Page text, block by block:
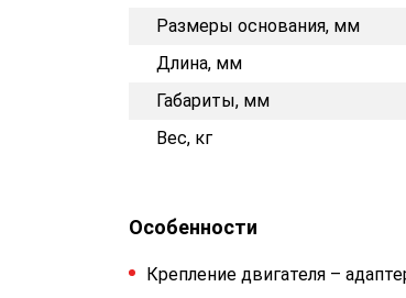
Размеры основания, мм
Длина, мм
Габариты, мм
Вес, кг
Особенности
Крепление двигателя –